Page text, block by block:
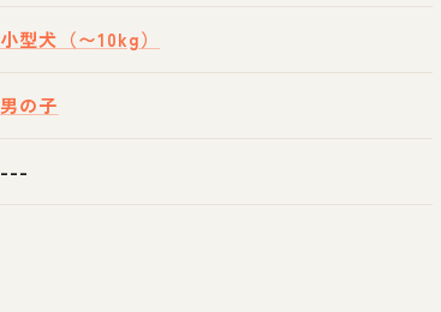
小型犬（〜10kg）
男の子
---